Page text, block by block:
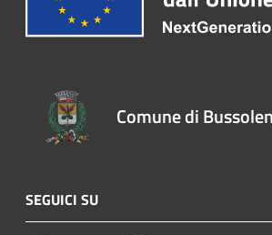
Comune di
SEGUICI SU